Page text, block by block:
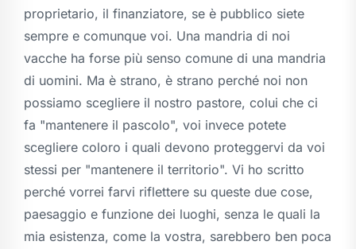
proprietario, il finanziatore, se è pubblico siete
sempre e comunque voi. Una mandria di noi
vacche ha forse più senso comune di una mandria
di uomini. Ma è strano, è strano perché noi non
possiamo scegliere il nostro pastore, colui che ci
fa "mantenere il pascolo", voi invece potete
scegliere coloro i quali devono proteggervi da voi
stessi per "mantenere il territorio". Vi ho scritto
perché vorrei farvi riflettere su queste due cose,
paesaggio e funzione dei luoghi, senza le quali la
mia esistenza, come la vostra, sarebbero ben poca